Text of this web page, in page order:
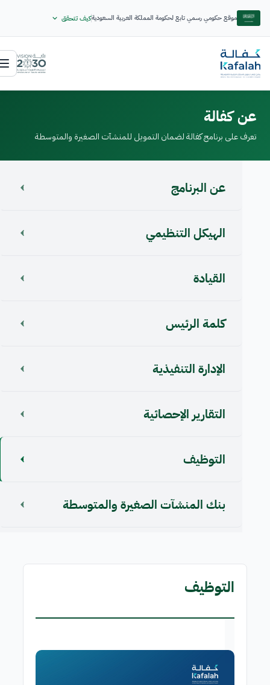
موقع حكومي رسمي تابع لحكومة المملكة العربية السعوديةكيف تتحقق
عن كفالة
تعرف على برنامج كفالة لضمان التمويل للمنشآت الصغيرة والمتوسطة
عن البرنامج
الهيكل التنظيمي
القيادة
كلمة الرئيس
اﻹدارة التنفيذية
التقارير الإحصائية
التوظيف
بنك المنشآت الصغيرة والمتوسطة
التوظيف